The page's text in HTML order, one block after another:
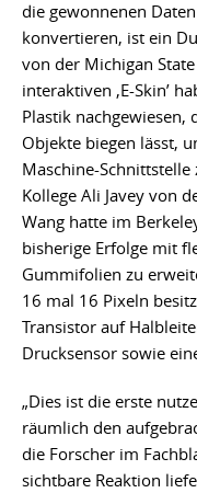
die gewonnenen
konvertieren, ist ein
von der Michigan
interaktiven ‚E-Skin’
Plastik nachgewiesen,
Objekte biegen lässt,
Maschine-Schnittstelle
Kollege Ali Javey von
Wang hatte im
bisherige Erfolge mit
Gummifolien zu
16 mal 16 Pixeln
Transistor auf
Drucksensor sowie
„Dies ist die erste
räumlich den
die Forscher im
sichtbare Reaktion